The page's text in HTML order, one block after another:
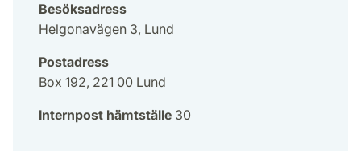
Besöksadress
Helgonavägen 3, Lund
Postadress
Box 192, 221 00 Lund
Internpost hämtställe 30